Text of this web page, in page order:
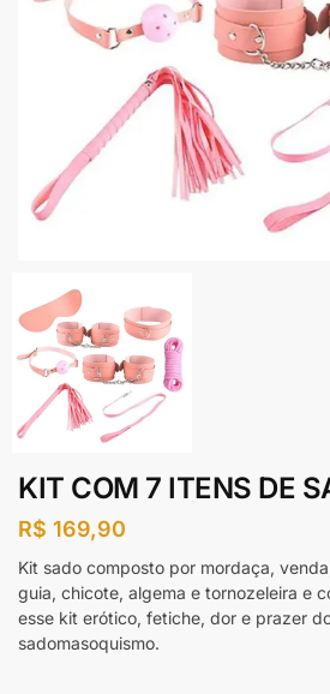
KIT COM 7 ITENS DE
R$ 169,90
Kit sado composto por mordaça,
guia, chicote, algema e tornozeleira e
esse kit erótico, fetiche, dor e prazer
sadomasoquismo.